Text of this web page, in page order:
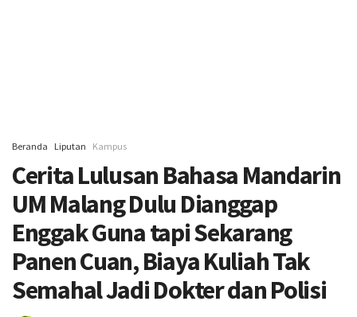
Beranda Liputan Kampus
Cerita Lulusan Bahasa Mandarin
UM Malang Dulu Dianggap
Enggak Guna tapi Sekarang
Panen Cuan, Biaya Kuliah Tak
Semahal Jadi Dokter dan Polisi